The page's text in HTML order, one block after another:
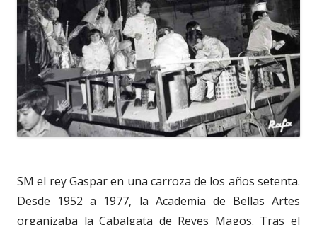
SM el rey Gaspar en una carroza de los años setenta.
Desde 1952 a 1977, la Academia de Bellas Artes
organizaba la Cabalgata de Reyes Magos. Tras el